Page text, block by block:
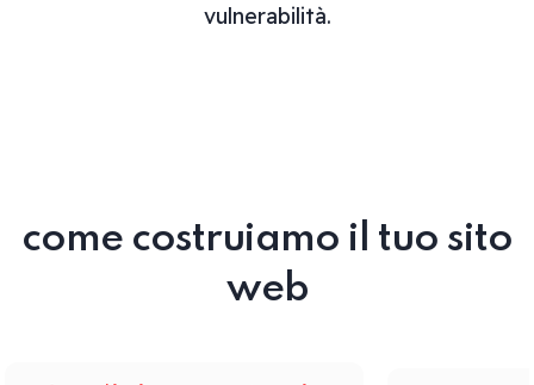
vulnerabilità.
come costruiamo il tuo sito
web